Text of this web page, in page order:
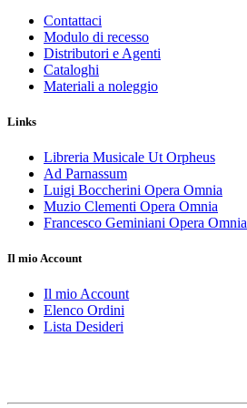
Contattaci
Modulo di recesso
Distributori e Agenti
Cataloghi
Materiali a noleggio
Links
Libreria Musicale Ut Orpheus
Ad Parnassum
Luigi Boccherini Opera Omnia
Muzio Clementi Opera Omnia
Francesco Geminiani Opera Omnia
Il mio Account
Il mio Account
Elenco Ordini
Lista Desideri